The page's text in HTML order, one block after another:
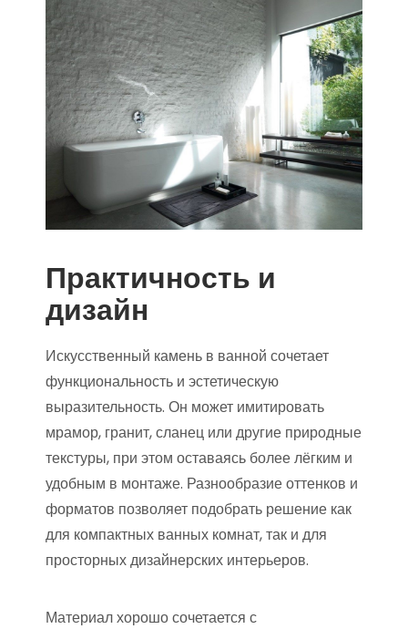
Практичность и
дизайн
Искусственный камень в ванной сочетает
функциональность и эстетическую
выразительность. Он может имитировать
мрамор, гранит, сланец или другие природные
текстуры, при этом оставаясь более лёгким и
удобным в монтаже. Разнообразие оттенков и
форматов позволяет подобрать решение как
для компактных ванных комнат, так и для
просторных дизайнерских интерьеров.
Материал хорошо сочетается с